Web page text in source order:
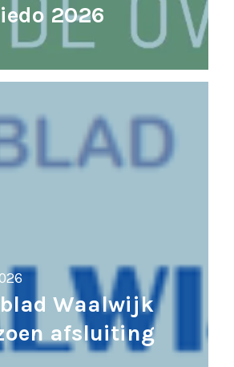
2026
Waalwijk
afsluiting